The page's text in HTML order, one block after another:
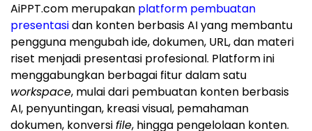
AiPPT.com merupakan platform pembuatan
presentasidan konten berbasis AI yang membantu
pengguna mengubah ide, dokumen, URL, dan materi
riset menjadi presentasi profesional. Platform ini
menggabungkan berbagai fitur dalam satu
workspace, mulai dari pembuatan konten berbasis
AI, penyuntingan, kreasi visual, pemahaman
dokumen, konversifile, hingga pengelolaan konten.